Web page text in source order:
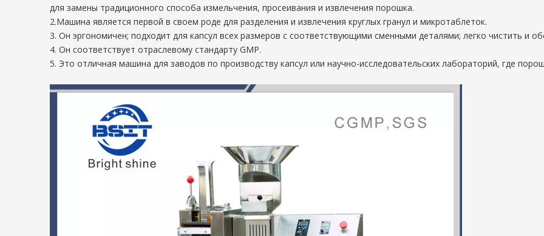
для замены традиционного способа измельчения, просеивания и извлечения порошка.
2.Машина является первой в своем роде для разделения и извлечения круглых гранул и микротаблеток.
3. Он эргономичен; подходит для капсул всех размеров с соответствующими сменными деталями; легко чистить и
4. Он соответствует отраслевому стандарту GMP.
5. Это отличная машина для заводов по производству капсул или научно-исследовательских лабораторий, где